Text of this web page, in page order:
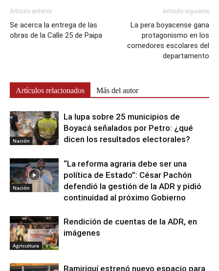
Artículo anterior
Se acerca la entrega de las
obras de la Calle 25 de Paipa
Artículo siguiente
La pera boyacense gana
protagonismo en los
comedores escolares del
departamento
Artículos relacionados Más del autor
Nación
La lupa sobre 25 municipios de
Boyacá señalados por Petro: ¿qué
dicen los resultados electorales?
Nación
“La reforma agraria debe ser una
política de Estado”: César Pachón
defendió la gestión de la ADR y pidió
continuidad al próximo Gobierno
Agricultura
Rendición de cuentas de la ADR, en
imágenes
Ramiriquí estrenó nuevo espacio para